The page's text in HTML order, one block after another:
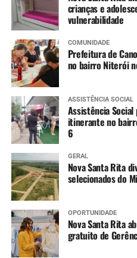
crianças e
vulnerabilidade
COMUNIDADE
Prefeitura de
no bairro Niterói
ASSISTÊNCIA SOCIAL
Assistência
itinerante no
6
GERAL
Nova Santa Rita
selecionados do
OPORTUNIDADE
Nova Santa Rita
gratuito de